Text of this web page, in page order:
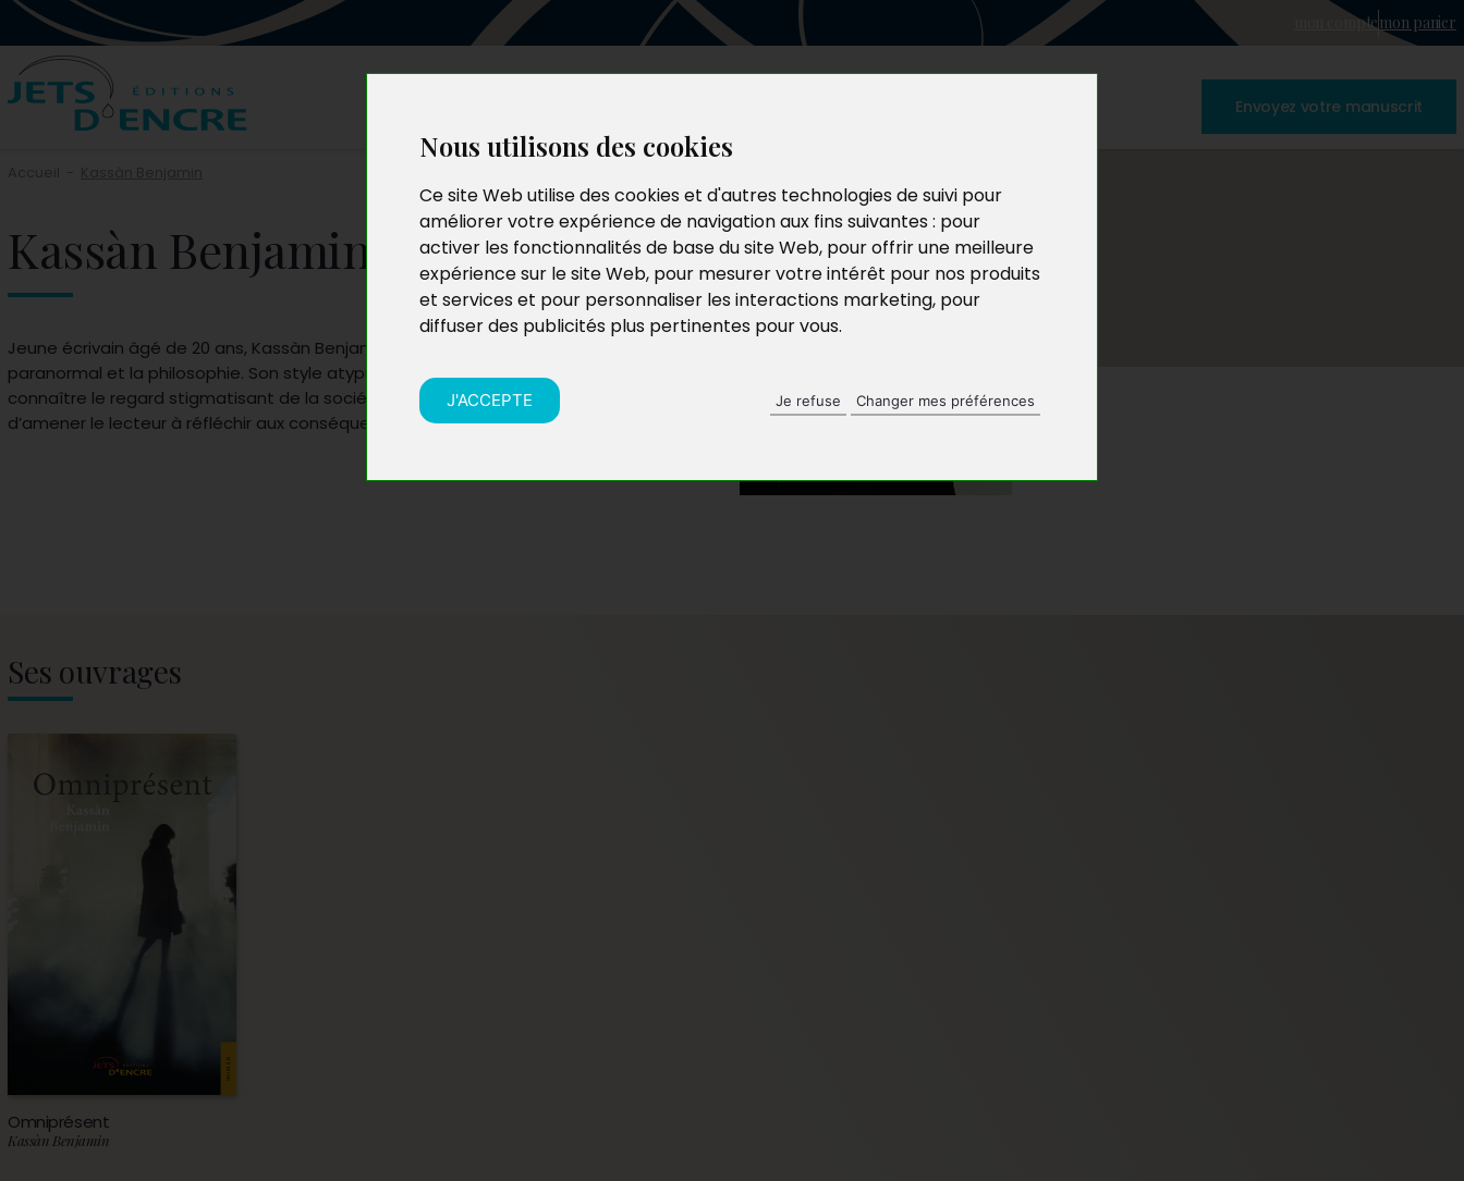
Nous utilisons des cookies
Ce site Web utilise des cookies et d'autres technologies de suivi pour
améliorer votre expérience de navigation aux fins suivantes : pour
activer les fonctionnalités de base du site Web, pour offrir une meilleure
expérience sur le site Web, pour mesurer votre intérêt pour nos produits
et services et pour personnaliser les interactions marketing, pour
diffuser des publicités plus pertinentes pour vous.
J'ACCEPTE Je refuse Changer mes préférences
mon comptemon panier
Envoyez votre manuscrit
Kassàn Benjamin
Jeune écrivain âgé de 20 ans, Kassàn Benjamin éprouve un réel intérêt pour le
paranormal et la philosophie. Son style atypique ne lui a fait que trop bien
connaître le regard stigmatisant de la société ; ses œuvres ont donc pour but
d’amener le lecteur à réfléchir aux conséquences de ses actes.
Ses ouvrages
Omniprésent
Kassàn Benjamin